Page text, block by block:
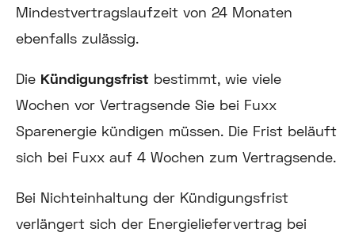
Mindestvertragslaufzeit von 24 Monaten
ebenfalls zulässig.
Die Kündigungsfrist bestimmt, wie viele
Wochen vor Vertragsende Sie bei Fuxx
Sparenergie kündigen müssen. Die Frist beläuft
sich bei Fuxx auf 4 Wochen zum Vertragsende.
Bei Nichteinhaltung der Kündigungsfrist
verlängert sich der Energieliefervertrag bei